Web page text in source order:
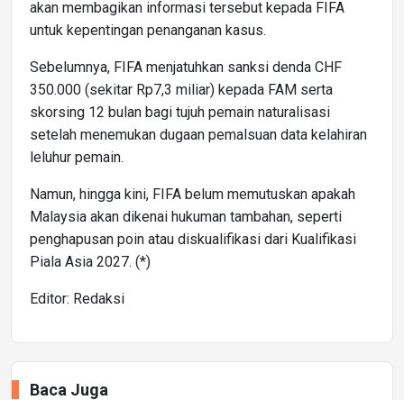
akan membagikan informasi tersebut kepada FIFA
untuk kepentingan penanganan kasus.
Sebelumnya, FIFA menjatuhkan sanksi denda CHF
350.000 (sekitar Rp7,3 miliar) kepada FAM serta
skorsing 12 bulan bagi tujuh pemain naturalisasi
setelah menemukan dugaan pemalsuan data kelahiran
leluhur pemain.
Namun, hingga kini, FIFA belum memutuskan apakah
Malaysia akan dikenai hukuman tambahan, seperti
penghapusan poin atau diskualifikasi dari Kualifikasi
Piala Asia 2027. (*)
Editor: Redaksi
Baca Juga